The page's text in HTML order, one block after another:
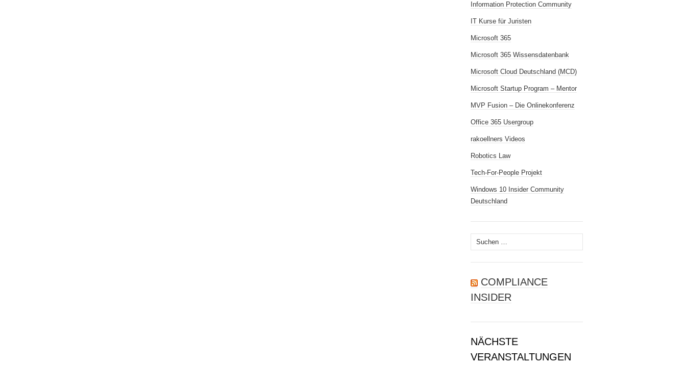
Information Protection Community
IT Kurse für Juristen
Microsoft 365
Microsoft 365 Wissensdatenbank
Microsoft Cloud Deutschland (MCD)
Microsoft Startup Program – Mentor
MVP Fusion – Die Onlinekonferenz
Office 365 Usergroup
rakoellners Videos
Robotics Law
Tech-For-People Projekt
Windows 10 Insider Community
Deutschland
Suchen
nach:
COMPLIANCE
INSIDER
NÄCHSTE
VERANSTALTUNGEN